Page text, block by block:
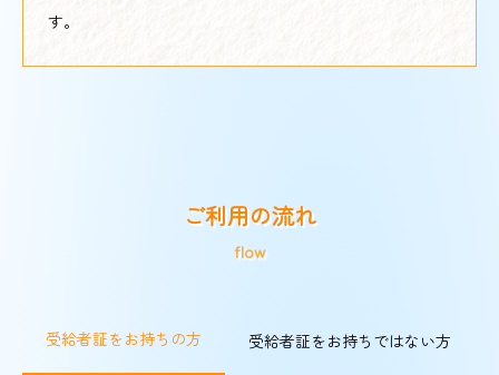
す。
ご利用の流れ
flow
受給者証をお持ちの方 受給者証をお持ちではない方